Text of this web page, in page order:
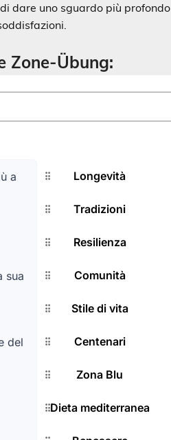
dare uno sguardo più profondo
Zone-Übung: